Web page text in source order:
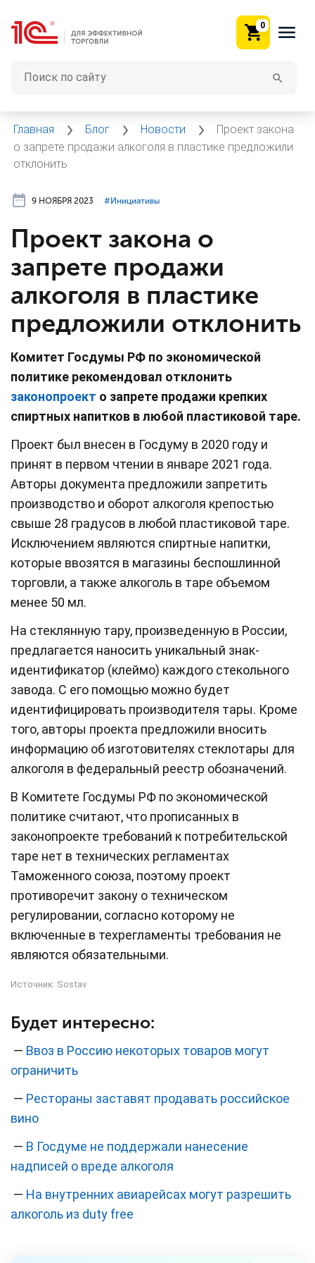
0
Главная Блог Новости
Проект закона
о запрете продажи алкоголя в пластике предложили
отклонить
9 НОЯБРЯ 2023 #⁣Инициативы
Проект закона о
запрете продажи
алкоголя в пластике
предложили отклонить
Комитет Госдумы РФ по экономической
политике рекомендовал отклонить
законопроект о запрете продажи крепких
спиртных напитков в любой пластиковой таре.
Проект был внесен в Госдуму в 2020 году и
принят в первом чтении в январе 2021 года.
Авторы документа предложили запретить
производство и оборот алкоголя крепостью
cвыше 28 градусов в любой пластиковой таре.
Исключением являются спиртные напитки,
которые ввозятся в магазины беспошлинной
торговли, а также алкоголь в таре объемом
менее 50 мл.
На стеклянную тару, произведенную в России,
предлагается наносить уникальный знак-
идентификатор (клеймо) каждого стекольного
завода. С его помощью можно будет
идентифицировать производителя тары. Кроме
того, авторы проекта предложили вносить
информацию об изготовителях стеклотары для
алкоголя в федеральный реестр обозначений.
В Комитете Госдумы РФ по экономической
политике считают, что прописанных в
законопроекте требований к потребительской
таре нет в технических регламентах
Таможенного союза, поэтому проект
противоречит закону о техническом
регулировании, согласно которому не
включенные в техрегламенты требования не
являются обязательными.
Источник: Sostav
Будет интересно:
— Ввоз в Россию некоторых товаров могут
ограничить
— Рестораны заставят продавать российское
вино
— В Госдуме не поддержали нанесение
надписей о вреде алкоголя
— На внутренних авиарейсах могут разрешить
алкоголь из duty free